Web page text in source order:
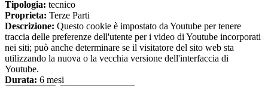
Tipologia: tecnico
Proprieta: Terze Parti
Descrizione: Questo cookie è impostato da Youtube per tenere
traccia delle preferenze dell'utente per i video di Youtube incorporati
nei siti; può anche determinare se il visitatore del sito web sta
utilizzando la nuova o la vecchia versione dell'interfaccia di
Youtube.
Durata: 6 mesi